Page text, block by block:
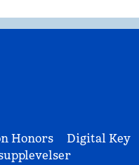
Honors
Digital Key